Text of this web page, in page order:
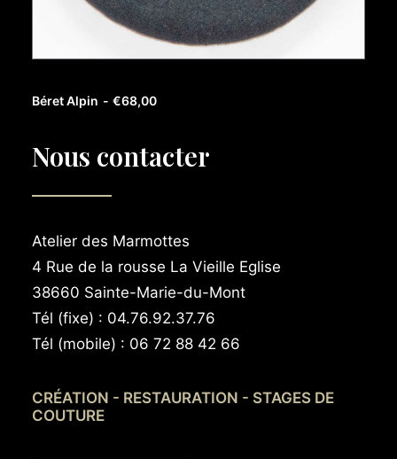
AJOUTER AU PANIER
Béret Alpin €68,00
Nous contacter
Atelier des Marmottes
4 Rue de la rousse La Vieille Eglise
38660 Sainte-Marie-du-Mont
Tél (fixe) : 04.76.92.37.76
Tél (mobile) : 06 72 88 42 66
CRÉATION - RESTAURATION - STAGES DE
COUTURE